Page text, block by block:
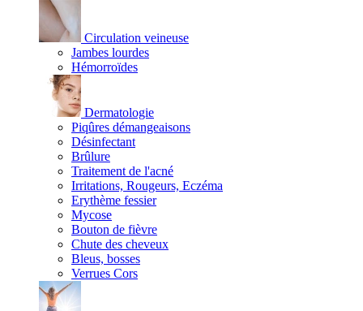
Circulation veineuse
Jambes lourdes
Hémorroïdes
Dermatologie
Piqûres démangeaisons
Désinfectant
Brûlure
Traitement de l'acné
Irritations, Rougeurs, Eczéma
Erythème fessier
Mycose
Bouton de fièvre
Chute des cheveux
Bleus, bosses
Verrues Cors